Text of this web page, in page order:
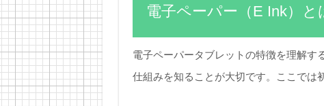
電子ペーパー（E Ink）
電子ペーパータブレットの特徴を理解す
仕組みを知ることが大切です。ここでは